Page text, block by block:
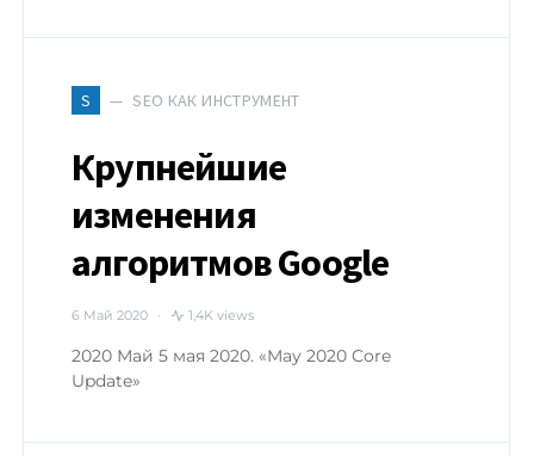
S SEO КАК ИНСТРУМЕНТ
Крупнейшие
изменения
алгоритмов Google
6 Май 2020 1,4K views
2020 Май 5 мая 2020. «May 2020 Core
Update»